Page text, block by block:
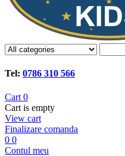
Tel: 0786 310 566
Cart 0
Cart is empty
View cart
Finalizare comanda
0 0
Contul meu